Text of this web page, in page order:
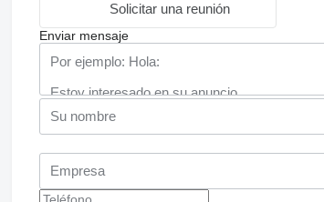
Solicitar una reunión
Enviar mensaje